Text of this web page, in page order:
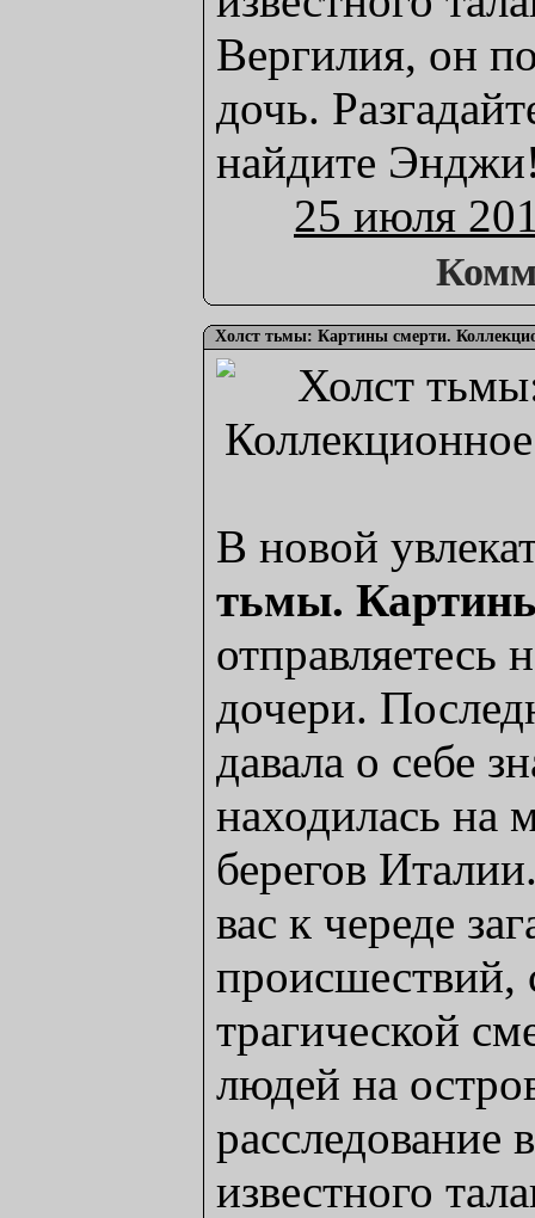
Вергилия, он
дочь.
найдите
25 июля
Холст тьмы: Картины смерти.
В новой
тьмы.
отправляетесь
дочери.
давала о себе
находилась на
берегов
вас к череде
происшествий,
трагической
людей на
расследование
известного